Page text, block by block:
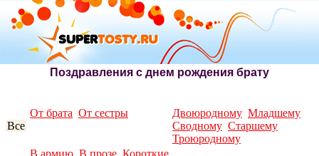
Поздравления с днем рождения брату
Все
От брата От сестры Двоюродному Младшему
Сводному Старшему
Троюродному
В армию В прозе Короткие